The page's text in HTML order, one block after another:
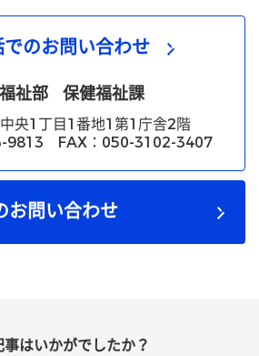
でのお問い合わせ
祉部 保健福祉課
央1丁目1番地1第1庁舎2階
9813 FAX：050-3102-3407
お問い合わせ
事はいかがでしたか？